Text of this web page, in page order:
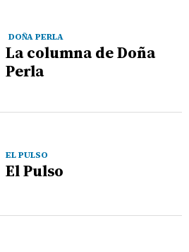
DOÑA PERLA
La columna de Doña
Perla
EL PULSO
El Pulso